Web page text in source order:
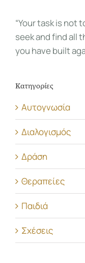
“Your task is
seek and find all
you have built
Κατηγορίες
Αυτογνωσία
Διαλογισμός
Δράση
Θεραπείες
Παιδιά
Σχέσεις